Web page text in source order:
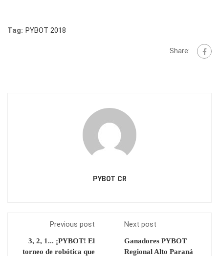
Tag: PYBOT 2018
Share:
PYBOT CR
Previous post
3, 2, 1... ¡PYBOT! El
torneo de robótica que
Next post
Ganadores PYBOT
Regional Alto Paraná